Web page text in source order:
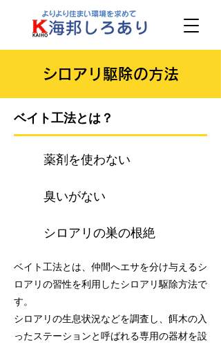
シロアリ駆除の方法
ベイト工法とは？
薬剤を使わない
臭いがない
シロアリの巣の根絶
ベイト工法とは、仲間へエサを分け与えるシ
ロアリの習性を利用したシロアリ駆除方法で
す。
シロアリの生息状況などを調査し、餌木の入
ったステーションと呼ばれる専用の器材を設